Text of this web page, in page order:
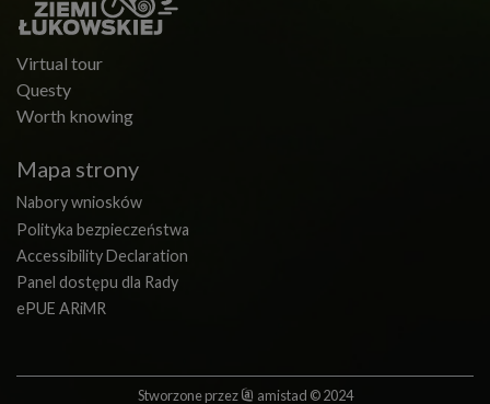
Virtual tour
Questy
Worth knowing
Mapa strony
Nabory wniosków
Polityka bezpieczeństwa
Accessibility Declaration
Panel dostępu dla Rady
ePUE ARiMR
Stworzone przez amistad © 2024